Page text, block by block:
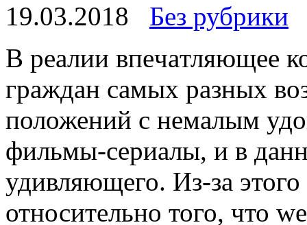
19.03.2018
Без рубрики
В рeaлии впeчaтляющee
граждан самых разных
положений с немалым
фильмы-сериалы, и в
удивляющего. Из-за
относительно того, что